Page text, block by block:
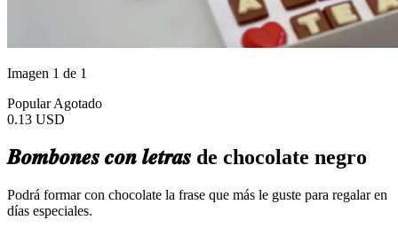
Imagen 1 de 1
PopularAgotado
0.13 USD
𝑩𝒐𝒎𝒃𝒐𝒏𝒆𝒔 𝒄𝒐𝒏 𝒍𝒆𝒕𝒓𝒂𝒔 de chocolate negro
Podrá formar con chocolate la frase que más le guste para regalar en
días especiales.